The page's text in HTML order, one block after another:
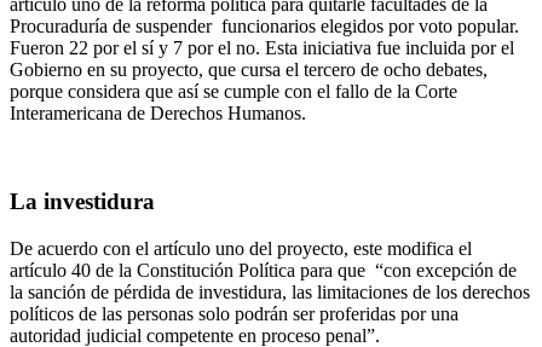
artículo uno de la reforma política para quitarle facultades de la
Procuraduría de suspender funcionarios elegidos por voto popular.
Fueron 22 por el sí y 7 por el no. Esta iniciativa fue incluida por el
Gobierno en su proyecto, que cursa el tercero de ocho debates,
porque considera que así se cumple con el fallo de la Corte
Interamericana de Derechos Humanos.
La investidura
De acuerdo con el artículo uno del proyecto, este modifica el
artículo 40 de la Constitución Política para que “con excepción de
la sanción de pérdida de investidura, las limitaciones de los derechos
políticos de las personas solo podrán ser proferidas por una
autoridad judicial competente en proceso penal”.